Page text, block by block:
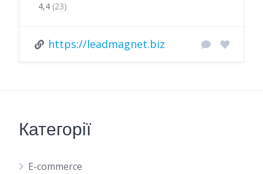
4,4 (23)
https://leadmagnet.biz
Категорії
E-commerce